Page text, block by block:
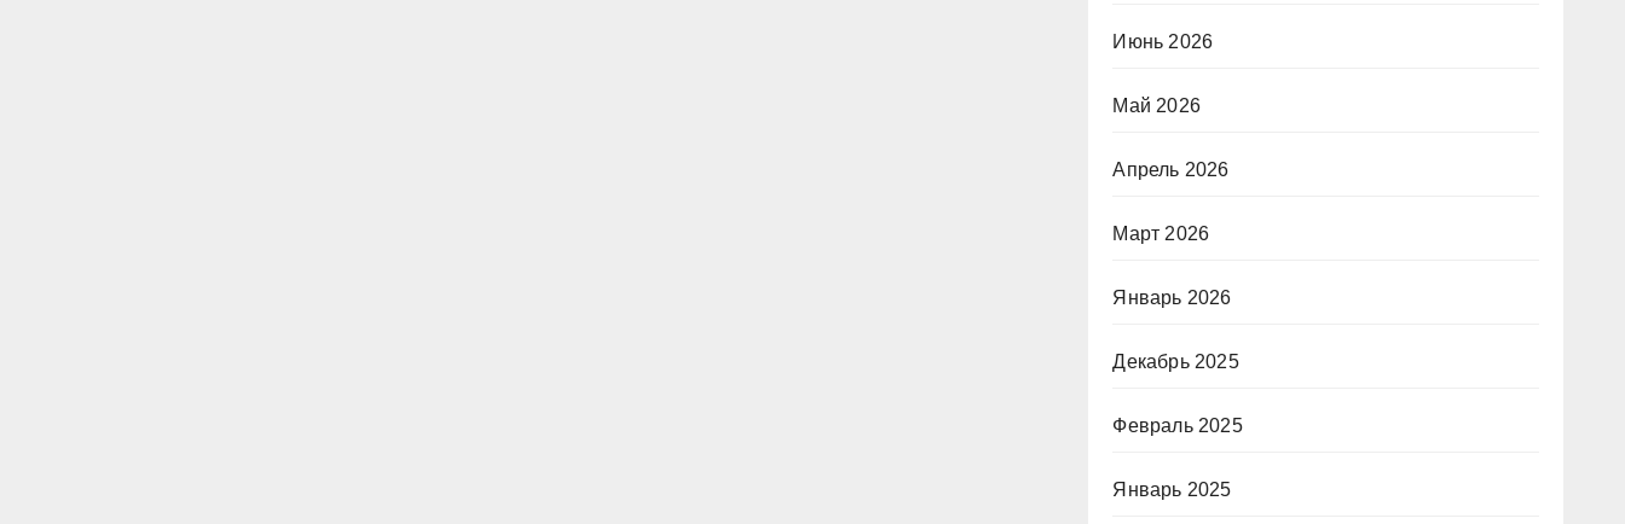
Июнь 2026
Май 2026
Апрель 2026
Март 2026
Январь 2026
Декабрь 2025
Февраль 2025
Январь 2025